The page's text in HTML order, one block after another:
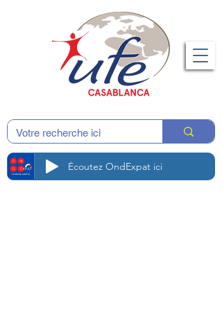
Écoutez OndExpat ici